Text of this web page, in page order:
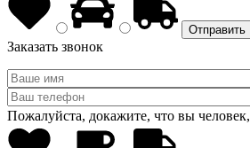
Заказать звонок
Пожалуйста, докажите, что вы